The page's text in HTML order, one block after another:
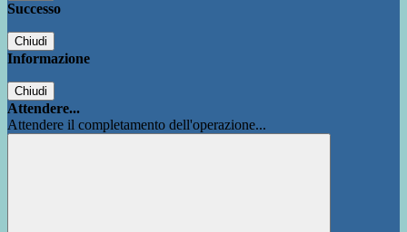
Successo
Chiudi
Informazione
Chiudi
Attendere...
Attendere il completamento dell'operazione...